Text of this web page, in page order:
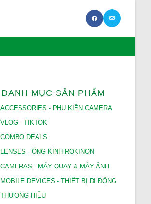
DANH MỤC SẢN PHẨM
ACCESSORIES - PHỤ KIỆN CAMERA
VLOG - TIKTOK
COMBO DEALS
LENSES - ỐNG KÍNH ROKINON
CAMERAS - MÁY QUAY & MÁY ẢNH
MOBILE DEVICES - THIẾT BỊ DI ĐỘNG
THƯƠNG HIỆU